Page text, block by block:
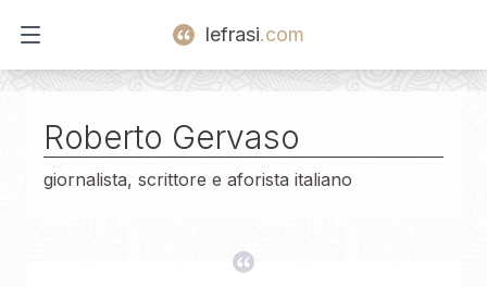
Open main menu
lefrasi.com
Roberto Gervaso
giornalista, scrittore e aforista italiano